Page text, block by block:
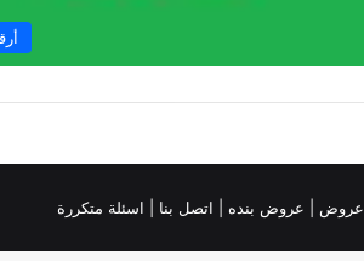
عروض عروض بنده | اتصل بنا | اسئلة متكررة